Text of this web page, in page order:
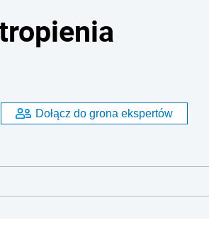
Dołącz do grona ekspertów